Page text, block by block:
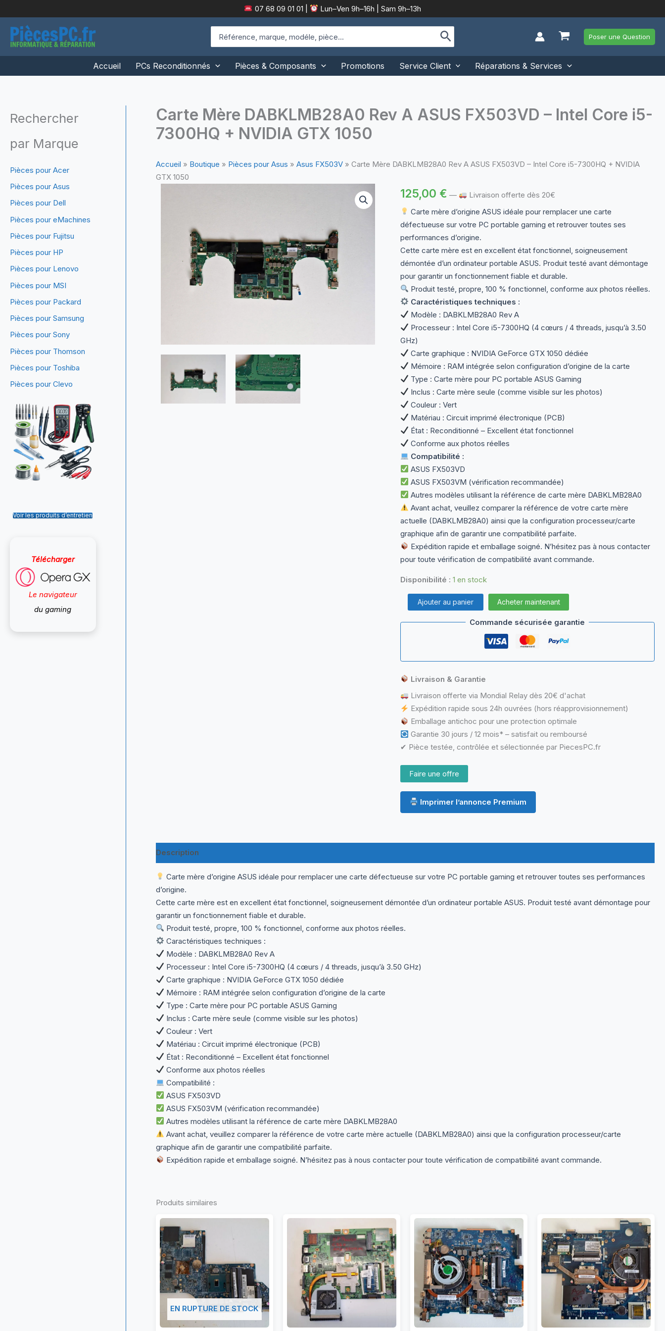
au
contenu
07 68 09 01 01 Lun–Ven 9h–16h | Sam 9h–13h
Search
for:
Poser une Question
Accueil PCs Reconditionnés Pièces & Composants Promotions Service Client Réparations & Services
Rechercher
par Marque
Pièces pour Acer
Pièces pour Asus
Pièces pour Dell
Pièces pour eMachines
Pièces pour Fujitsu
Pièces pour HP
Pièces pour Lenovo
Pièces pour MSI
Pièces pour Packard
Pièces pour Samsung
Pièces pour Sony
Pièces pour Thomson
Pièces pour Toshiba
Pièces pour Clevo
Voir les produits d’entretien
Télécharger
Le navigateur
du gaming
Carte Mère DABKLMB28A0 Rev A ASUS FX503VD – Intel Core i5-
7300HQ + NVIDIA GTX 1050
Accueil » Boutique » Pièces pour Asus » Asus FX503V» Carte Mère DABKLMB28A0 Rev A ASUS FX503VD – Intel Core i5-7300HQ + NVIDIA
GTX 1050
125,00 € —
Livraison offerte dès 20€
Carte mère d’origine ASUS idéale pour remplacer une carte
défectueuse sur votre PC portable gaming et retrouver toutes ses
performances d’origine.
Cette carte mère est en excellent état fonctionnel, soigneusement
démontée d’un ordinateur portable ASUS. Produit testé avant démontage
pour garantir un fonctionnement fiable et durable.
Produit testé, propre, 100 % fonctionnel, conforme aux photos réelles.
Caractéristiques techniques :
Modèle : DABKLMB28A0 Rev A
Processeur : Intel Core i5-7300HQ (4 cœurs / 4 threads, jusqu’à 3.50
GHz)
Carte graphique : NVIDIA GeForce GTX 1050 dédiée
Mémoire : RAM intégrée selon configuration d’origine de la carte
Type : Carte mère pour PC portable ASUS Gaming
Inclus : Carte mère seule (comme visible sur les photos)
Couleur : Vert
Matériau : Circuit imprimé électronique (PCB)
État : Reconditionné – Excellent état fonctionnel
Conforme aux photos réelles
Compatibilité :
ASUS FX503VD
ASUS FX503VM (vérification recommandée)
Autres modèles utilisant la référence de carte mère DABKLMB28A0
Avant achat, veuillez comparer la référence de votre carte mère
actuelle (DABKLMB28A0) ainsi que la configuration processeur/carte
graphique afin de garantir une compatibilité parfaite.
Expédition rapide et emballage soigné. N’hésitez pas à nous contacter
pour toute vérification de compatibilité avant commande.
Disponibilité : 1 en stock
quantité
de
FX503VD
Intel
Core
i5-
7300HQ
+
NVIDIA
1050
Ajouter au panier Acheter maintenant
Commande sécurisée garantie
Livraison & Garantie
Livraison offerte via Mondial Relay dès 20€ d'achat
Expédition rapide sous 24h ouvrées (hors réapprovisionnement)
Emballage antichoc pour une protection optimale
Garantie 30 jours / 12 mois* – satisfait ou remboursé
✔ Pièce testée, contrôlée et sélectionnée par PiecesPC.fr
Faire une offre
Imprimer l’annonce Premium
Description
Carte mère d’origine ASUS idéale pour remplacer une carte défectueuse sur votre PC portable gaming et retrouver toutes ses performances
d’origine.
Cette carte mère est en excellent état fonctionnel, soigneusement démontée d’un ordinateur portable ASUS. Produit testé avant démontage pour
garantir un fonctionnement fiable et durable.
Produit testé, propre, 100 % fonctionnel, conforme aux photos réelles.
Caractéristiques techniques :
Modèle : DABKLMB28A0 Rev A
Processeur : Intel Core i5-7300HQ (4 cœurs / 4 threads, jusqu’à 3.50 GHz)
Carte graphique : NVIDIA GeForce GTX 1050 dédiée
Mémoire : RAM intégrée selon configuration d’origine de la carte
Type : Carte mère pour PC portable ASUS Gaming
Inclus : Carte mère seule (comme visible sur les photos)
Couleur : Vert
Matériau : Circuit imprimé électronique (PCB)
État : Reconditionné – Excellent état fonctionnel
Conforme aux photos réelles
Compatibilité :
ASUS FX503VD
ASUS FX503VM (vérification recommandée)
Autres modèles utilisant la référence de carte mère DABKLMB28A0
Avant achat, veuillez comparer la référence de votre carte mère actuelle (DABKLMB28A0) ainsi que la configuration processeur/carte
graphique afin de garantir une compatibilité parfaite.
Expédition rapide et emballage soigné. N’hésitez pas à nous contacter pour toute vérification de compatibilité avant commande.
Produits similaires
EN RUPTURE DE STOCK